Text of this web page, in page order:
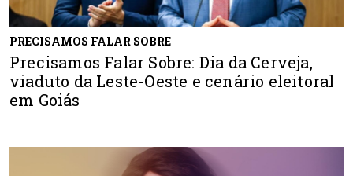
PRECISAMOS FALAR SOBRE
Precisamos Falar Sobre: Dia da Cerveja,
viaduto da Leste-Oeste e cenário eleitoral
em Goiás